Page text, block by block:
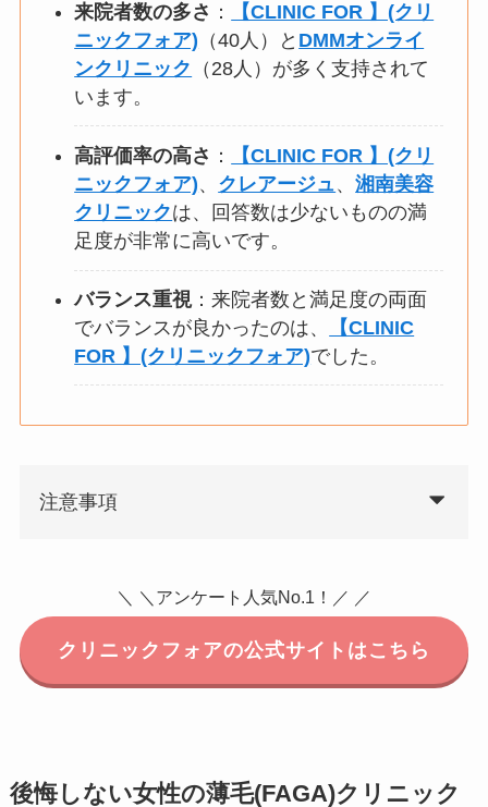
来院者数の多さ ：
【CLINIC FOR 】(クリ
ニックフォア) （40人）と DMMオンライ
ンクリニック
（28人）が多く支持されて
います。
高評価率の高さ ：
【CLINIC FOR 】(クリ
ニックフォア)、 クレアージュ、湘南美容
クリニックは、回答数は少ないものの満
足度が非常に高いです。
バランス重視：来院者数と満足度の両面
でバランスが良かったのは、
【CLINIC
FOR 】(クリニックフォア)でした。
注意事項
＼ ＼アンケート人気No.1！／ ／
クリニックフォアの公式サイトはこちら
後悔しない女性の薄毛(FAGA)クリニック